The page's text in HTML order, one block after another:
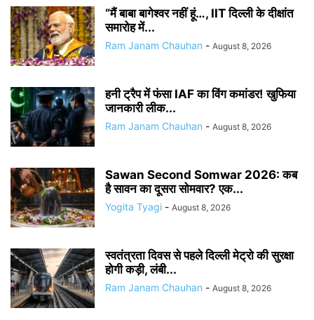
“मैं बाबा बागेश्वर नहीं हूं…, IIT दिल्ली के दीक्षांत
समारोह में...
Ram Janam Chauhan - August 8, 2026
हनी ट्रैप में फंसा IAF का विंग कमांडर! खुफिया
जानकारी लीक...
Ram Janam Chauhan - August 8, 2026
Sawan Second Somwar 2026: कब
है सावन का दूसरा सोमवार? एक...
Yogita Tyagi - August 8, 2026
स्वतंत्रता दिवस से पहले दिल्ली मेट्रो की सुरक्षा
होगी कड़ी, लंबी...
Ram Janam Chauhan - August 8, 2026